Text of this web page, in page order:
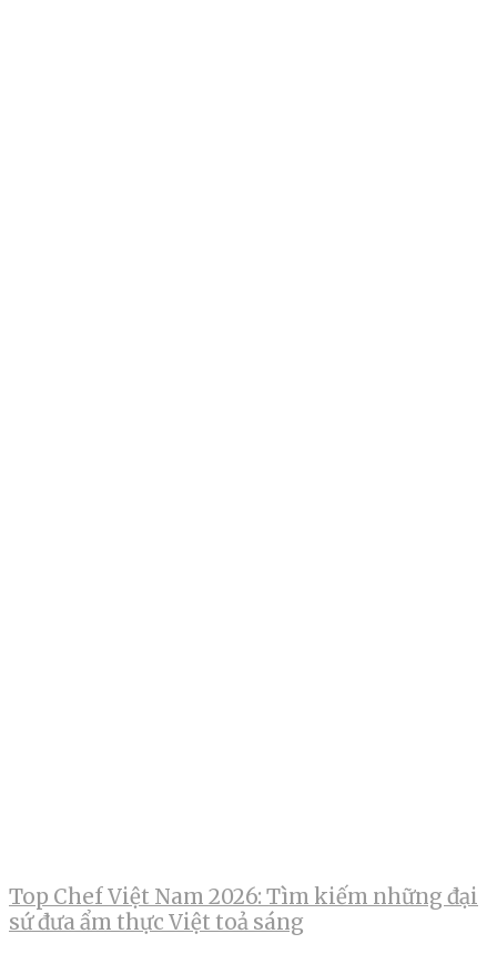
Top Chef Việt Nam 2026: Tìm kiếm những đại
sứ đưa ẩm thực Việt toả sáng